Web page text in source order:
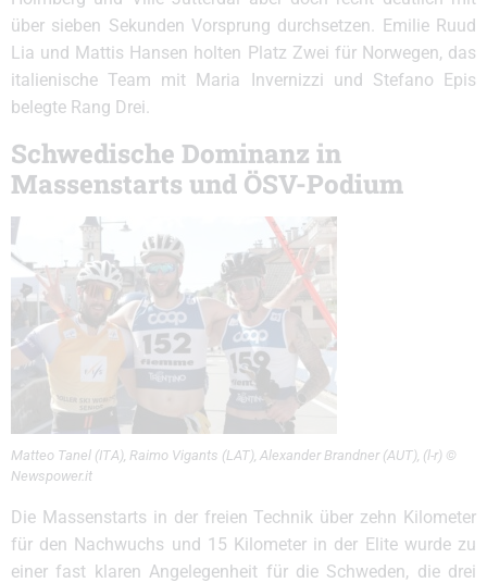
über sieben Sekunden Vorsprung durchsetzen. Emilie Ruud
Lia und Mattis Hansen holten Platz Zwei für Norwegen, das
italienische Team mit Maria Invernizzi und Stefano Epis
belegte Rang Drei.
Schwedische Dominanz in
Massenstarts und ÖSV-Podium
Matteo Tanel (ITA), Raimo Vigants (LAT), Alexander Brandner (AUT), (l-r) ©
Newspower.it
Die Massenstarts in der freien Technik über zehn Kilometer
für den Nachwuchs und 15 Kilometer in der Elite wurde zu
einer fast klaren Angelegenheit für die Schweden, die drei